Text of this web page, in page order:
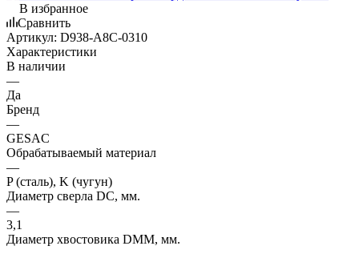
В избранное
Сравнить
Артикул: D938-A8C-0310
Характеристики
В наличии
—
Да
Бренд
—
GESAC
Обрабатываемый материал
—
P (сталь), K (чугун)
Диаметр сверла DC, мм.
—
3,1
Диаметр хвостовика DMM, мм.